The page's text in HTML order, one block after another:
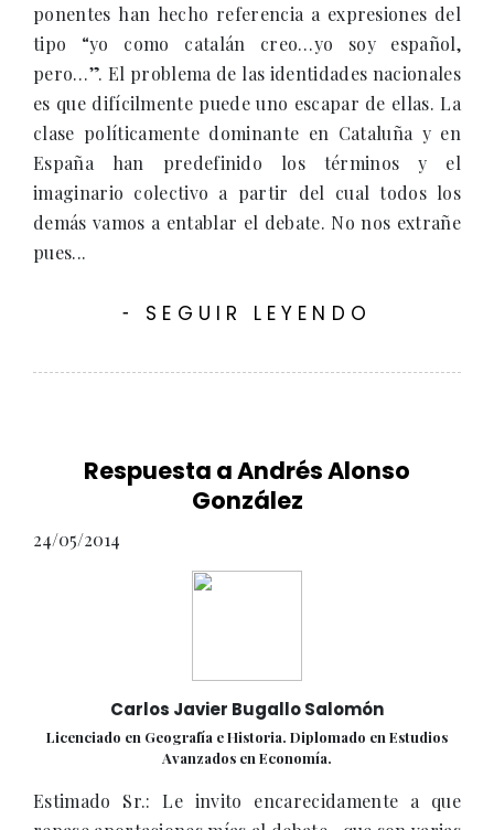
ponentes han hecho referencia a expresiones del
tipo “yo como catalán creo…yo soy español,
pero…”. El problema de las identidades nacionales
es que difícilmente puede uno escapar de ellas. La
clase políticamente dominante en Cataluña y en
España han predefinido los términos y el
imaginario colectivo a partir del cual todos los
demás vamos a entablar el debate. No nos extrañe
pues...
- SEGUIR LEYENDO
Respuesta a Andrés Alonso
González
24/05/2014
Carlos Javier Bugallo Salomón
Licenciado en Geografía e Historia. Diplomado en Estudios
Avanzados en Economía.
Estimado Sr.: Le invito encarecidamente a que